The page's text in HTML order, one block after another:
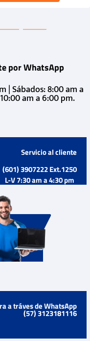
por WhatsApp
| Sábados: 8:00 am a
am a 6:00 pm.
Servicio al cliente
(601) 3907222 Ext.1250
L-V 7:30 am a 4:30 pm
a tráves de WhatsApp
(57) 3123181116